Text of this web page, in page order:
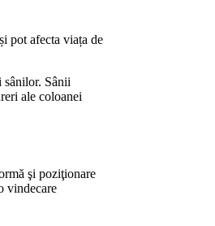
pot afecta viața de
sânilor. Sânii
ale coloanei
şi poziţionare
vindecare